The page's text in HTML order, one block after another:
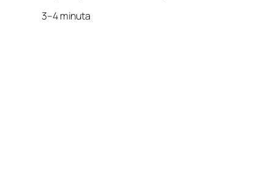
3–4 minuta